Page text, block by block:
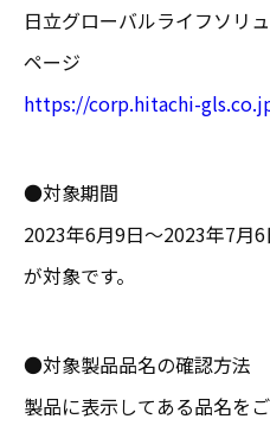
日立グローバルライフソリ
ページ
https://corp.hitachi-
●対象期間
2023年6月9日～2023年7月
が対象です。
●対象製品品名の確認方法
製品に表示してある品名を